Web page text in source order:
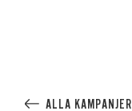
ALLA KAMPANJER